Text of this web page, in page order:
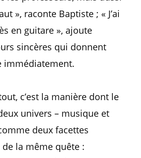
», raconte Baptiste ; « J’ai
en guitare », ajoute
sincères qui donnent
immédiatement.
c’est la manière dont le
univers – musique et
deux facettes
la même quête :